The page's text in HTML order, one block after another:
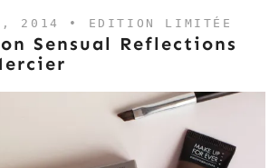
2014 • EDITION LIMITÉE
Sensual Reflections